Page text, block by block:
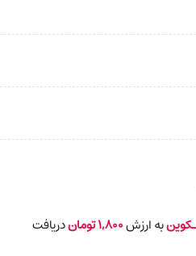
به ارزش1,800توماندریافت